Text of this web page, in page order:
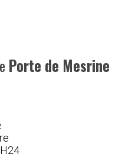
Porte de Mesrine